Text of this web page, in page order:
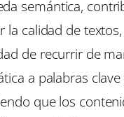
semántica,
la calidad de
de recurrir de
a palabras clave
que los